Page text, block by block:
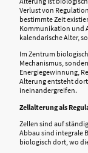
Verlust von
bestimmte Zeit
Kommunikation und
kalendarische Alter,
Im Zentrum
Mechanismus,
Energiegewinnung,
Alterung entsteht
ineinandergreifen.
Zellalterung als
Zellen sind auf
Abbau sind integrale
biologisch dort, wo